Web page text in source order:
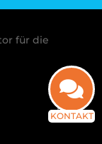
für die
KONTAKT